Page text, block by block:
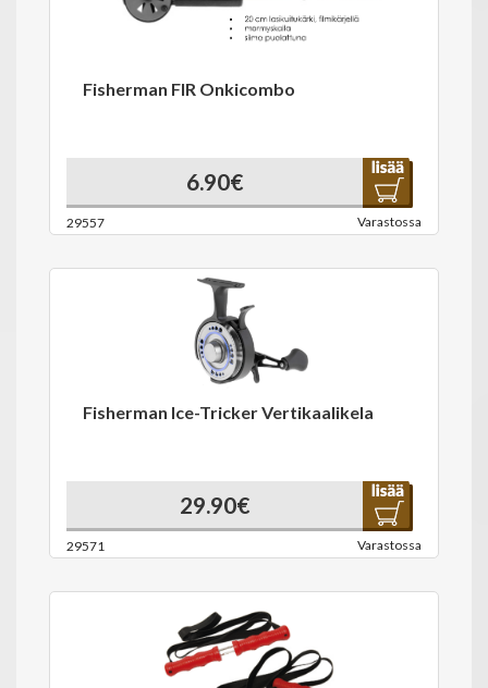
Fisherman FIR Onkicombo
6.90€
29557 Varastossa
Fisherman Ice-Tricker Vertikaalikela
29.90€
29571 Varastossa